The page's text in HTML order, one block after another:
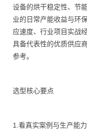
设备的烘干稳定性、节
业的日常产能收益与环
应速度、行业项目实战
具备代表性的优质供应
参考。
选型核心要点
1.看真实案例与生产能力